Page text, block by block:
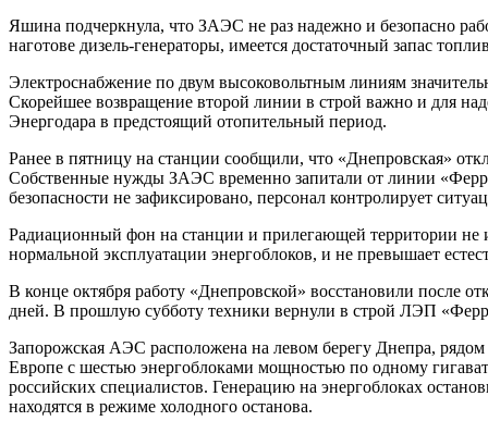
Яшина подчеркнула, что ЗАЭС не раз надежно и безопасно
наготове дизель-генераторы, имеется достаточный запас
Электроснабжение по двум высоковольтным линиям
Скорейшее возвращение второй линии в строй важно и для
Энергодара в предстоящий отопительный период.
Ранее в пятницу на станции сообщили, что «Днепровская»
Собственные нужды ЗАЭС временно запитали от линии
безопасности не зафиксировано, персонал контролирует
Радиационный фон на станции и прилегающей территории не
нормальной эксплуатации энергоблоков, и не превышает
В конце октября работу «Днепровской» восстановили после
дней. В прошлую субботу техники вернули в строй ЛЭП
Запорожская АЭС расположена на левом берегу Днепра,
Европе с шестью энергоблоками мощностью по одному
российских специалистов. Генерацию на энергоблоках
находятся в режиме холодного останова.